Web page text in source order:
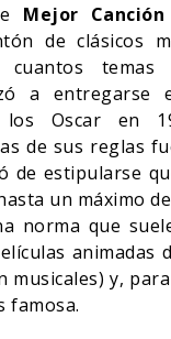
Mejor
de clásicos
temas
a entregarse
los Oscar en
de sus reglas
de estipularse
un máximo
norma que
animadas
musicales) y,
famosa.